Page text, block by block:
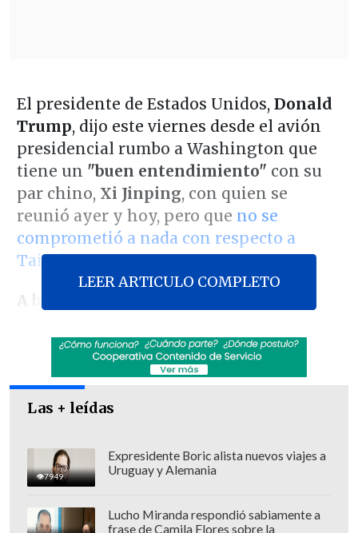
El presidente de Estados Unidos, Donald
Trump, dijo este viernes desde el avión
presidencial rumbo a Washington que
tiene un "buen entendimiento" con su
par chino, Xi Jinping, con quien se
reunió ayer y hoy, pero que no se
comprometió a nada con respecto a
Taiwán.
A bordo del Air Force One
mandatariorespondió a las preguntas
de los periodistas que lo acompañan
entre otros asuntos sobre Irán y Taiwán,
línea roja para China.
Revisa también
año y se reunió con Díaz-Canel
LEER ARTICULO COMPLETO
Las + leídas
7949
Expresidente Boric alista nuevos viajes a
Uruguay y Alemania
Lucho Miranda respondió sabiamente a
frase de Camila Flores sobre la